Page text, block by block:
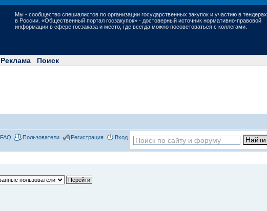
Мы - сообщество специалистов по организации государственных закупок и участию в тендерах
в России. «Общественный портал госзакупок» - достоверный источник нормативно-правовой
информации в сфере госзаказа и место, где всегда можно посоветоваться с коллегами.
Реклама Поиск
FAQ Пользователи Регистрация Вход